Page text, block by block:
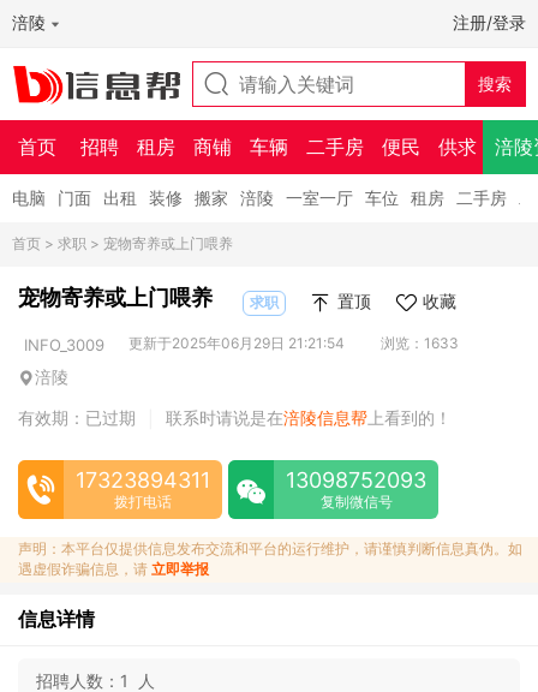
涪陵 注册/登录
首页 招聘 租房 商铺 车辆 二手房 便民 供求 涪陵
电脑 门面 出租 装修 搬家 涪陵 一室一厅 车位 租房 二手房
首页 > 求职 > 宠物寄养或上门喂养
宠物寄养或上门喂养 求职 置顶 收藏
INFO_3009 更新于2025年06月29日 21:21:54 浏览：1633
涪陵
有效期：已过期
联系时请说是在涪陵信息帮 上看到的！
17323894311
拨打电话
13098752093
复制微信号
声明：本平台仅提供信息发布交流和平台的运行维护，请谨慎判断信息真伪。如
遇虚假诈骗信息，请 立即举报
信息详情
招聘人数： 1 人